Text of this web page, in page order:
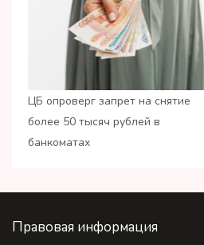
ЦБ опроверг запрет на снятие
более 50 тысяч рублей в
банкоматах
Правовая информация